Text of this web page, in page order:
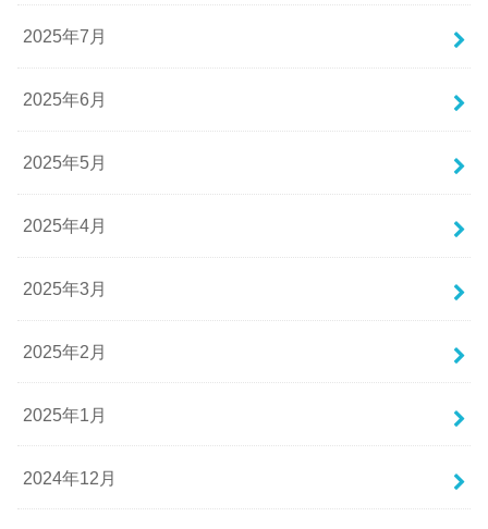
2025年7月
2025年6月
2025年5月
2025年4月
2025年3月
2025年2月
2025年1月
2024年12月